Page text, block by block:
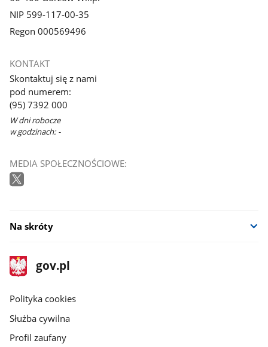
NIP 599-117-00-35
Regon 000569496
KONTAKT
Skontaktuj się z nami
pod numerem:
(95) 7392 000
W dni robocze
w godzinach: -
MEDIA SPOŁECZNOŚCIOWE:
Na skróty
stopka
gov.pl
Strona
gov.pl
gov.pl
Polityka cookies
Służba cywilna
Profil zaufany